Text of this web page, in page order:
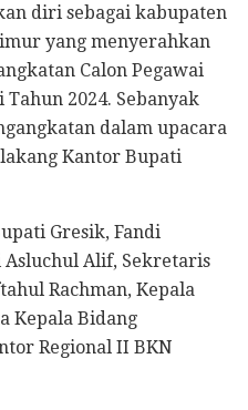
diri sebagai kabupaten
yang menyerahkan
Calon Pegawai
Tahun 2024. Sebanyak
dalam upacara
Kantor Bupati
Gresik, Fandi
Alif, Sekretaris
Rachman, Kepala
Kepala Bidang
Regional II BKN